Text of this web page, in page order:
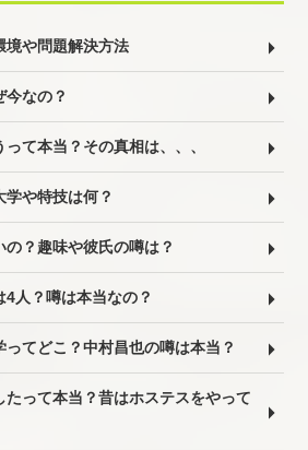
境や問題解決方法
今なの？
て本当？その真相は、、、
や特技は何？
？趣味や彼氏の噂は？
人？噂は本当なの？
てどこ？中村昌也の噂は本当？
たって本当？昔はホステスをやって